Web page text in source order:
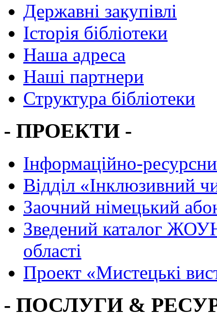
Державні закупівлі
Історія бібліотеки
Наша адреса
Наші партнери
Структура бібліотеки
- ПРОЕКТИ -
Інформаційно-
Вiддiл «Інклюзивний
Заочний німецький
Зведений каталог
області
Проект «Мистецькі
- ПОСЛУГИ &